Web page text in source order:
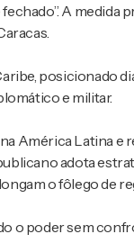
A medida
posicionado
e militar.
América Latina e
adota
o fôlego de
o poder sem